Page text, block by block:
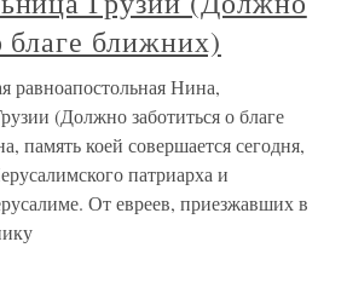
благе ближних)
равноапостольная Нина,
(Должно заботиться о благе
коей совершается сегодня,
патриарха и
От евреев, приезжавших в